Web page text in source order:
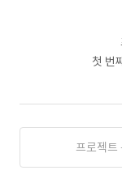
첫 번
프로젝트